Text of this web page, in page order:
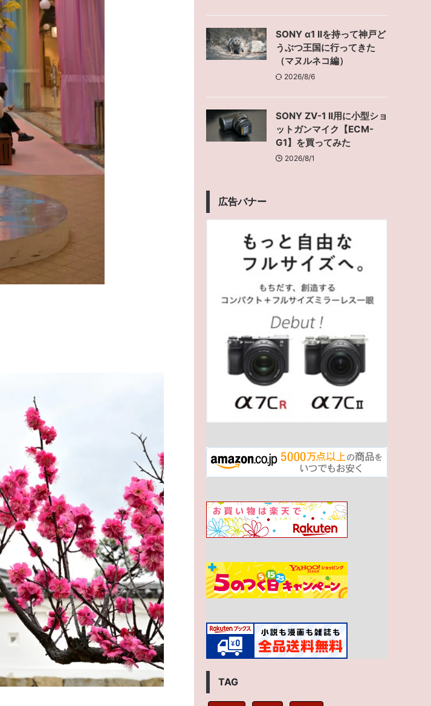
SONY α1 IIを持って神戸ど
うぶつ王国に行ってきた
（マヌルネコ編）
2026/8/6
SONY ZV-1 II用に小型ショ
ットガンマイク【ECM-
G1】を買ってみた
2026/8/1
広告バナー
TAG